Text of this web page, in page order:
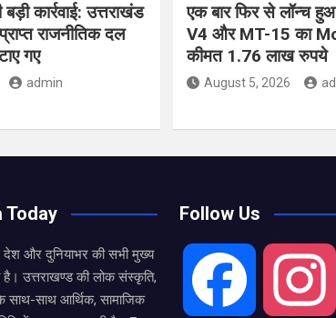
कार्रवाई: उत्तराखंड
राजनीतिक दल
गए
admin
एक बार फिर से लॉन्च
V4 और MT-15 का
कीमत 1.76 लाख रुपये
August 5, 2026
Today
देश और दुनियाभर की सभी मुख्य
है। उत्तराखण्ड की लोक संस्कृति,
साथ-साथ आर्थिक, सामाजिक
Follow Us